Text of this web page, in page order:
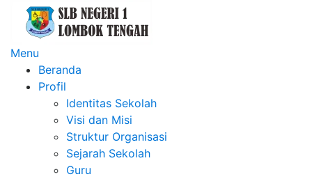
Lompat
konten
Menu
Beranda
Profil
Identitas Sekolah
Visi dan Misi
Struktur Organisasi
Sejarah Sekolah
Guru